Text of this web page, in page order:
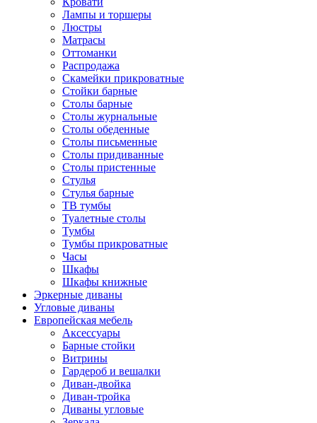
Лампы и торшеры
Люстры
Матрасы
Оттоманки
Распродажа
Скамейки прикроватные
Стойки барные
Столы барные
Столы журнальные
Столы обеденные
Столы письменные
Столы придиванные
Столы пристенные
Стулья
Стулья барные
ТВ тумбы
Туалетные столы
Тумбы
Тумбы прикроватные
Часы
Шкафы
Шкафы книжные
Эркерные диваны
Угловые диваны
Европейская мебель
Аксессуары
Барные стойки
Витрины
Гардероб и вешалки
Диван-двойка
Диван-тройка
Диваны угловые